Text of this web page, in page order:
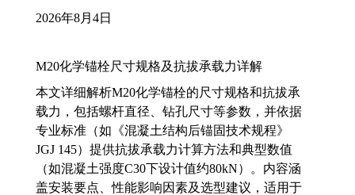
2026年8月4日
M20化学锚栓尺寸规格及抗拔承载力详解
本文详细解析M20化学锚栓的尺寸规格和抗拔承
载力，包括螺杆直径、钻孔尺寸等参数，并依据
专业标准（如《混凝土结构后锚固技术规程》
JGJ 145）提供抗拔承载力计算方法和典型数值
（如混凝土强度C30下设计值约80kN）。内容涵
盖安装要点、性能影响因素及选型建议，适用于